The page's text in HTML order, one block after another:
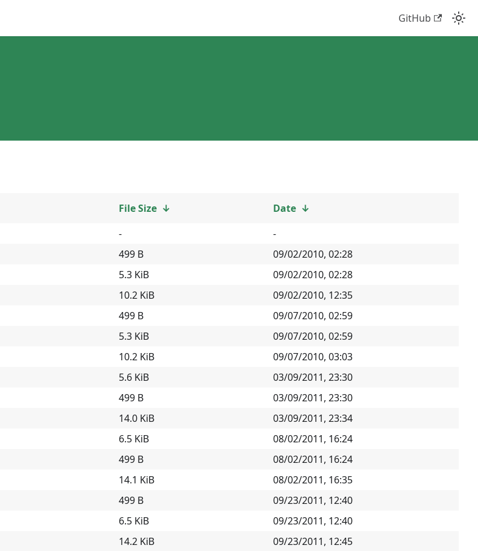
GitHub
File Size ↓ Date ↓
-
-
499 B
09/02/2010, 02:28
5.3 KiB
09/02/2010, 02:28
10.2 KiB
09/02/2010, 12:35
499 B
09/07/2010, 02:59
5.3 KiB
09/07/2010, 02:59
10.2 KiB
09/07/2010, 03:03
5.6 KiB
03/09/2011, 23:30
499 B
03/09/2011, 23:30
14.0 KiB
03/09/2011, 23:34
6.5 KiB
08/02/2011, 16:24
499 B
08/02/2011, 16:24
14.1 KiB
08/02/2011, 16:35
499 B
09/23/2011, 12:40
6.5 KiB
09/23/2011, 12:40
14.2 KiB
09/23/2011, 12:45